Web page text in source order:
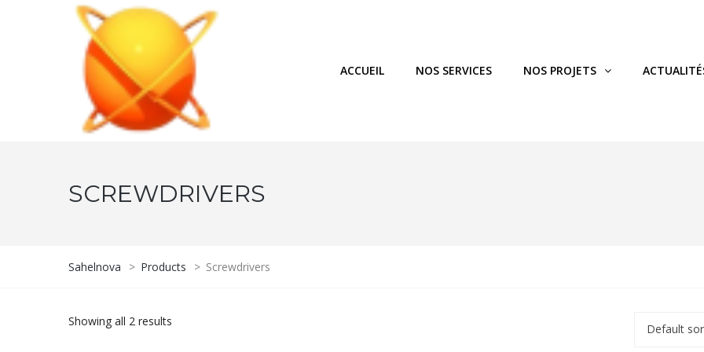
ACCUEIL NOS SERVICES NOS PROJETS
SCREWDRIVERS
Sahelnova > Products > Screwdrivers
Showing all 2 results
Default